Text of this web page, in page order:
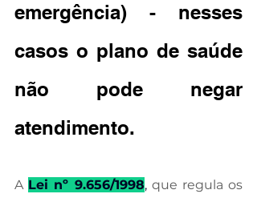
emergência) - nesses
casos o plano de saúde
não pode negar
atendimento.
A Lei nº 9.656/1998, que regula os